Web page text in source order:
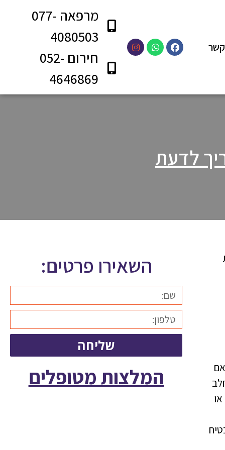
מרפאה 077-
4080503
חירום 052-
4646869
לדעת
השאירו פרטים:
שליחה
המלצות מטופלים